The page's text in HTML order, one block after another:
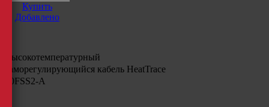
Купить
Добавлено
Высокотемпературный
саморегулирующийся кабель HeatTrace
60FSS2-A